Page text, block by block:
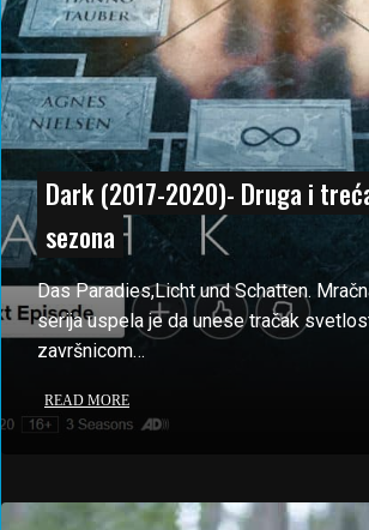
Dark (2017-2020)- Druga i
sezona
Das Paradies,Licht und Schatten.
serija uspela je da unese tračak
završnicom…
READ MORE